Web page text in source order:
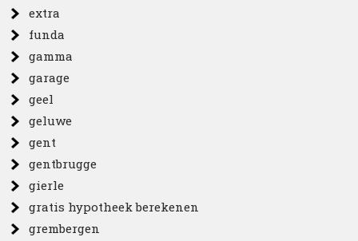
extra
funda
gamma
garage
geel
geluwe
gent
gentbrugge
gierle
gratis hypotheek berekenen
grembergen